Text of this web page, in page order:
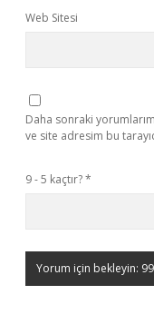
Web Sitesi
Daha sonraki
ve site adresim bu
9 - 5 kaçtır?*